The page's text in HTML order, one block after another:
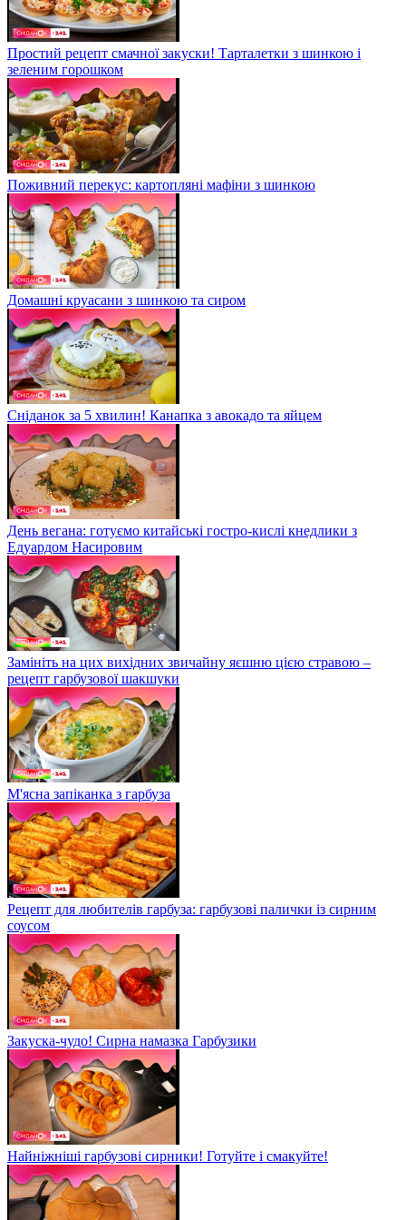
Простий рецепт смачної закуски! Тарталетки з шинкою і
зеленим горошком
Поживний перекус: картопляні мафіни з шинкою
Домашні круасани з шинкою та сиром
Сніданок за 5 хвилин! Канапка з авокадо та яйцем
День вегана: готуємо китайські гостро-кислі кнедлики з
Едуардом Насировим
Замініть на цих вихідних звичайну яєшню цією стравою –
рецепт гарбузової шакшуки
М'ясна запіканка з гарбуза
Рецепт для любителів гарбуза: гарбузові палички із сирним
соусом
Закуска-чудо! Сирна намазка Гарбузики
Найніжніші гарбузові сирники! Готуйте і смакуйте!